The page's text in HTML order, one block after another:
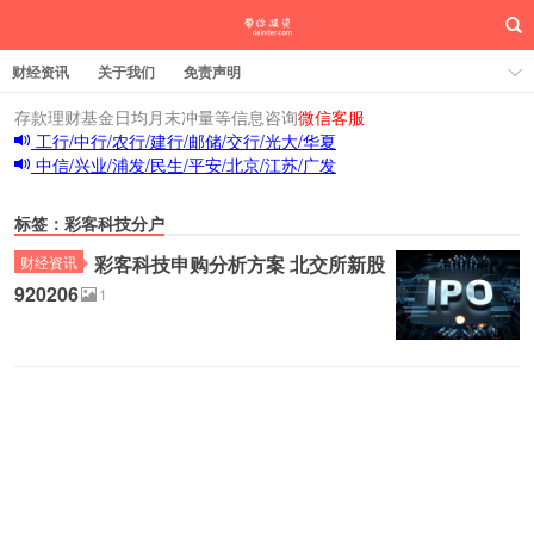
财经资讯 关于我们 免责声明
存款理财基金日均月末冲量等信息咨询微信客服
工行/中行/农行/建行/邮储/交行/光大/华夏
中信/兴业/浦发/民生/平安/北京/江苏/广发
标签：彩客科技分户
财经资讯
彩客科技申购分析方案 北交所新股
920206
1